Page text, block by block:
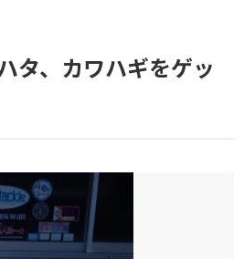
タ、カワハギをゲッ